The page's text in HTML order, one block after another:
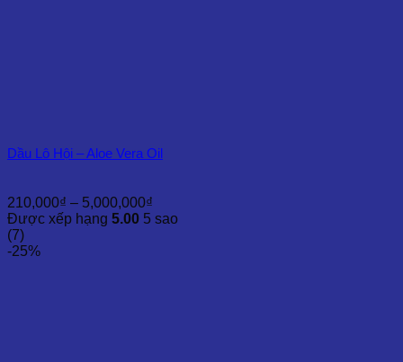
Dầu Lô Hội – Aloe Vera Oil
210,000₫ – 5,000,000₫
giá:
Được xếp hạng 5.00 5 sao
(7)
-25%